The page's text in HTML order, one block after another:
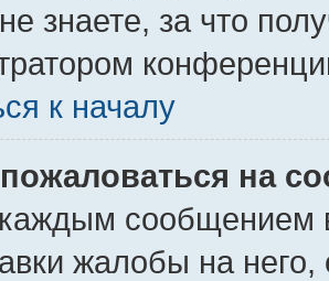
знаете, за что
к началу
на
сообщением
жалобы на